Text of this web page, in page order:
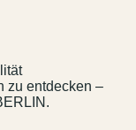
zu entdecken –